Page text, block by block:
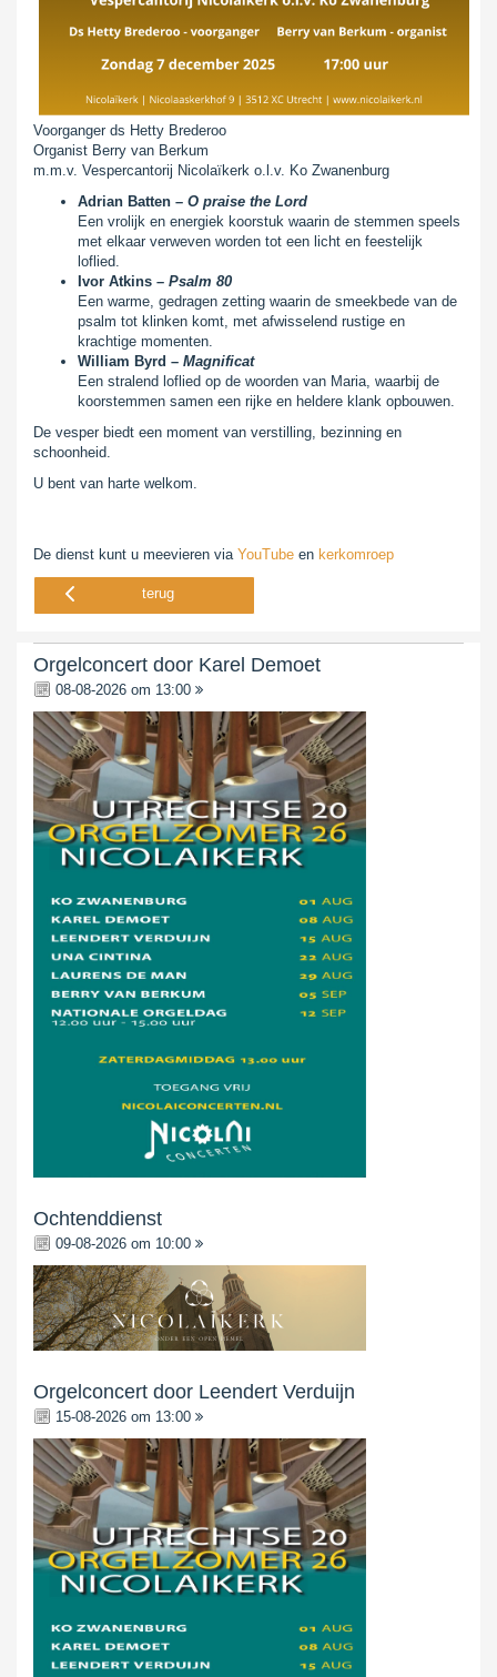
Voorganger ds Hetty Brederoo
Organist Berry van Berkum
m.m.v. Vespercantorij Nicolaïkerk o.l.v. Ko Zwanenburg
Adrian Batten – O praise the Lord
Een vrolijk en energiek koorstuk waarin de stemmen speels
met elkaar verweven worden tot een licht en feestelijk
loflied.
Ivor Atkins – Psalm 80
Een warme, gedragen zetting waarin de smeekbede van de
psalm tot klinken komt, met afwisselend rustige en
krachtige momenten.
William Byrd – Magnificat
Een stralend loflied op de woorden van Maria, waarbij de
koorstemmen samen een rijke en heldere klank opbouwen.
De vesper biedt een moment van verstilling, bezinning en
schoonheid.
U bent van harte welkom.
De dienst kunt u meevieren via YouTube en kerkomroep
terug
Orgelconcert door Karel Demoet
08-08-2026 om 13:00
Ochtenddienst
09-08-2026 om 10:00
Orgelconcert door Leendert Verduijn
15-08-2026 om 13:00